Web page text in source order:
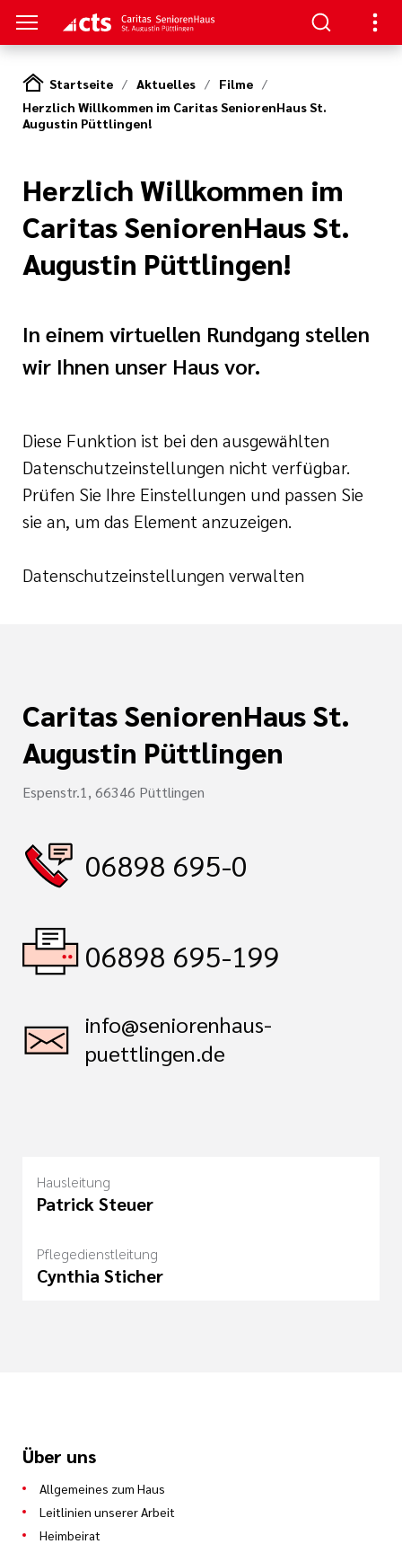
Pflege
Therapie
Startseite Aktuelles
Filme
Herzlich Willkommen im Caritas SeniorenHaus St.
Augustin Püttlingen!
Herzlich Willkommen im
Caritas SeniorenHaus St.
Augustin Püttlingen!
In einem virtuellen Rundgang stellen
wir Ihnen unser Haus vor.
Diese Funktion ist bei den ausgewählten
Datenschutzeinstellungen nicht verfügbar.
Prüfen Sie Ihre Einstellungen und passen Sie
sie an, um das Element anzuzeigen.
Datenschutzeinstellungen verwalten
Caritas SeniorenHaus St.
Augustin Püttlingen
Espenstr.1, 66346 Püttlingen
06898 695-0
06898 695-199
info@seniorenhaus-
puettlingen.de
Hausleitung
Patrick Steuer
Pflegedienstleitung
Cynthia Sticher
Über uns
Allgemeines zum Haus
Leitlinien unserer Arbeit
Heimbeirat